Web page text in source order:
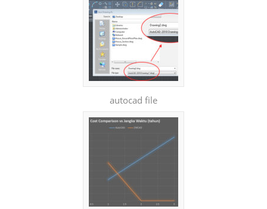
autocad file